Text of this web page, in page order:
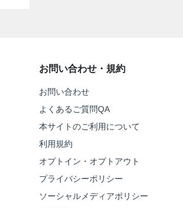
お問い合わせ・規約
お問い合わせ
よくあるご質問QA
本サイトのご利用について
利用規約
オプトイン・オプトアウト
プライバシーポリシー
ソーシャルメディアポリシー